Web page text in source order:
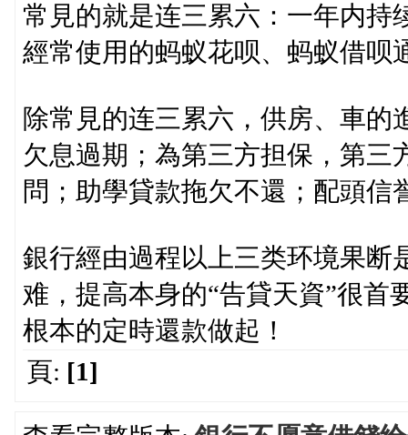
常見的就是连三累六：一年内持
經常使用的蚂蚁花呗、蚂蚁借呗
除常見的连三累六，供房、車的
欠息過期；為第三方担保，第三
問；助學貸款拖欠不還；配頭信
銀行經由過程以上三类环境果断
难，提高本身的“告貸天資”很首
根本的定時還款做起！
頁: [1]